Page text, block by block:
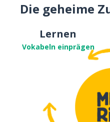
Die geheime
Lernen
Vokabeln einprägen